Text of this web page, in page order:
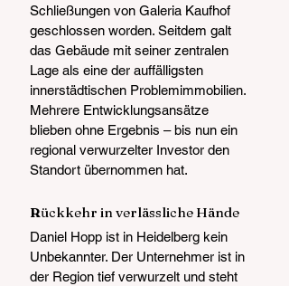
Schließungen von Galeria Kaufhof
geschlossen worden. Seitdem galt
das Gebäude mit seiner zentralen
Lage als eine der auffälligsten
innerstädtischen Problemimmobilien.
Mehrere Entwicklungsansätze
blieben ohne Ergebnis – bis nun ein
regional verwurzelter Investor den
Standort übernommen hat.
Rückkehr in verlässliche Hände
Daniel Hopp ist in Heidelberg kein
Unbekannter. Der Unternehmer ist in
der Region tief verwurzelt und steht